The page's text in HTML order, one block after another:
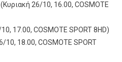
26/10, 16.00, COSMOTE
17.00, COSMOTE SPORT 8HD)
10, 18.00, COSMOTE SPORT